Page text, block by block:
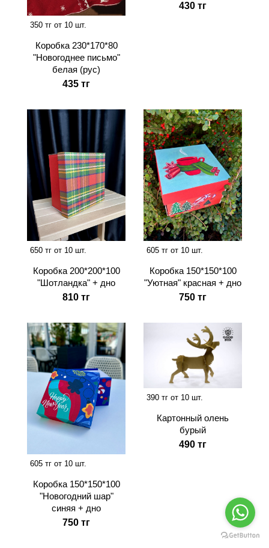
350 тг от 10 шт.
Коробка 230*170*80
"Новогоднее письмо"
белая (рус)
435 тг
430 тг
650 тг от 10 шт.
Коробка 200*200*100
"Шотландка" + дно
810 тг
605 тг от 10 шт.
Коробка 150*150*100
"Уютная" красная + дно
750 тг
605 тг от 10 шт.
Коробка 150*150*100
"Новогодний шар"
синяя + дно
750 тг
390 тг от 10 шт.
Картонный олень
бурый
490 тг